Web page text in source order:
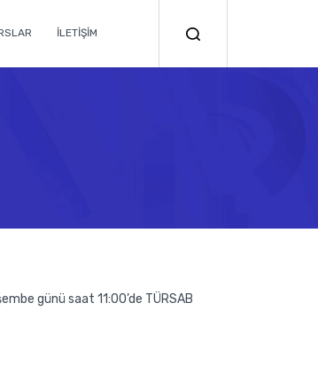
İLETİŞİM
günü saat 11:00’de TÜRSAB